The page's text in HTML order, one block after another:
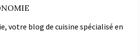
votre blog de cuisine spécialisé en